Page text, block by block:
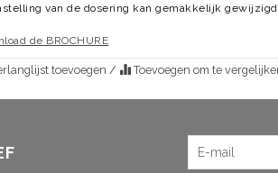
van de dosering kan gemakkelijk
de BROCHURE
toevoegen / Toevoegen om te